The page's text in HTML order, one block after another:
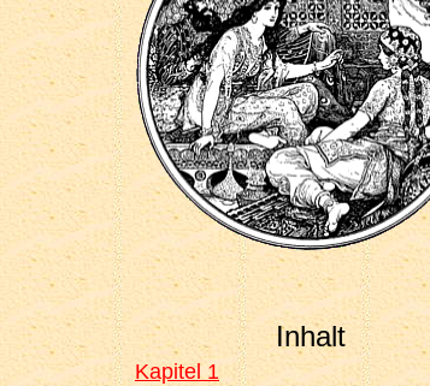
Inhalt
Kapitel 1